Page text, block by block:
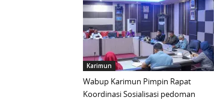
Karimun
Wabup Karimun Pimpin Rapat
Koordinasi Sosialisasi pedoman